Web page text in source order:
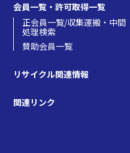
会員一覧・許可取得一覧
正会員一覧/収集運搬・中間
処理検索
賛助会員一覧
リサイクル関連情報
関連リンク